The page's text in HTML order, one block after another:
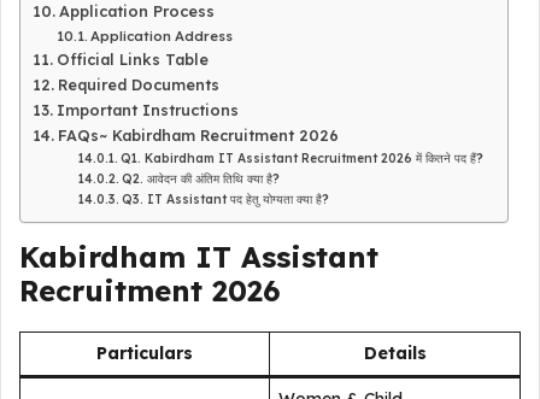
Application Process
Application Address
Official Links Table
Required Documents
Important Instructions
FAQs~ Kabirdham Recruitment 2026
Q1. Kabirdham IT Assistant Recruitment 2026 में कितने पद हैं?
Q2. आवेदन की अंतिम तिथि क्या है?
Q3. IT Assistant पद हेतु योग्यता क्या है?
Kabirdham IT Assistant
Recruitment 2026
Particulars Details